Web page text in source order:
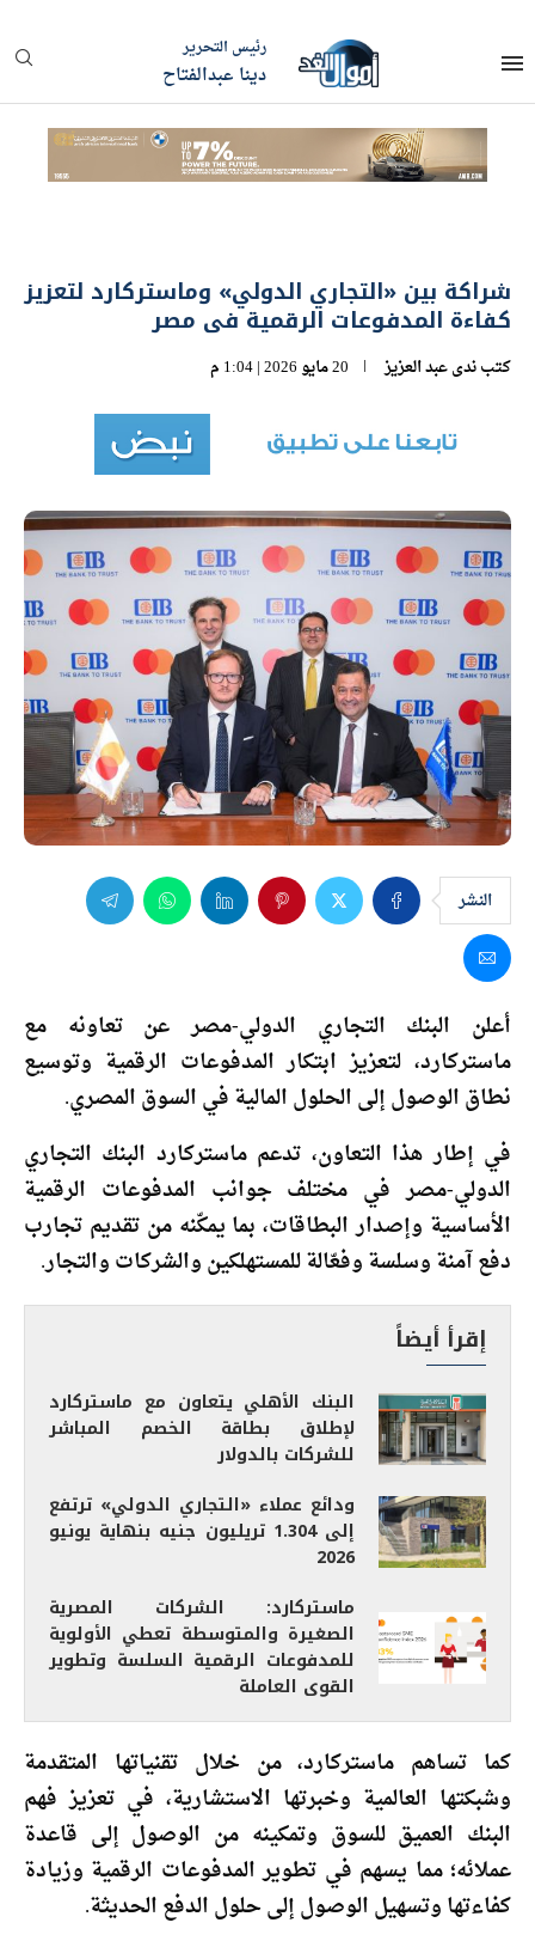
رئيس التحرير
دينا عبدالفتاح
شراكة بين «التجاري الدولي» وماستركارد لتعزيز
كفاءة المدفوعات الرقمية فى مصر
كتبندى عبد العزيز 20 مايو 2026 | 1:04 م
النشر
أعلن البنك التجاري الدولي-مصر عن تعاونه مع
ماستركارد، لتعزيز ابتكار المدفوعات الرقمية وتوسيع
نطاق الوصول إلى الحلول المالية في السوق المصري.
في إطار هذا التعاون، تدعم ماستركارد البنك التجاري
الدولي-مصر في مختلف جوانب المدفوعات الرقمية
الأساسية وإصدار البطاقات، بما يمكّنه من تقديم تجارب
دفع آمنة وسلسة وفعّالة للمستهلكين والشركات والتجار.
إقرأ أيضاً
البنك الأهلي يتعاون مع ماستركارد
لإطلاق بطاقة الخصم المباشر
للشركات بالدولار
ودائع عملاء «التجاري الدولي» ترتفع
إلى 1.304 تريليون جنيه بنهاية يونيو
2026
ماستركارد: الشركات المصرية
الصغيرة والمتوسطة تعطي الأولوية
للمدفوعات الرقمية السلسة وتطوير
القوى العاملة
كما تساهم ماستركارد، من خلال تقنياتها المتقدمة
وشبكتها العالمية وخبرتها الاستشارية، في تعزيز فهم
البنك العميق للسوق وتمكينه من الوصول إلى قاعدة
عملائه؛ مما يسهم في تطوير المدفوعات الرقمية وزيادة
كفاءتها وتسهيل الوصول إلى حلول الدفع الحديثة.